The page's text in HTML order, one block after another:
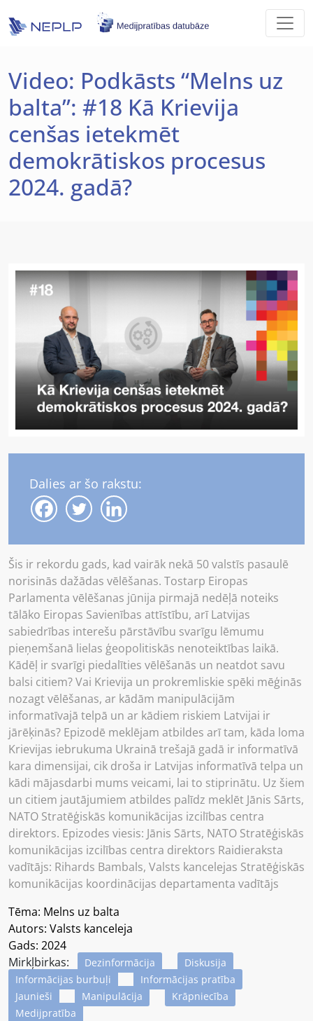
Video: Podkāsts “Melns uz
balta”: #18 Kā Krievija
cenšas ietekmēt
demokrātiskos procesus
2024. gadā?
Dalies ar šo rakstu:
Šis ir rekordu gads, kad vairāk nekā 50 valstīs pasaulē
norisinās dažādas vēlēšanas. Tostarp Eiropas
Parlamenta vēlēšanas jūnija pirmajā nedēļā noteiks
tālāko Eiropas Savienības attīstību, arī Latvijas
sabiedrības interešu pārstāvību svarīgu lēmumu
pieņemšanā lielas ģeopolitiskās nenoteiktības laikā.
Kādēļ ir svarīgi piedalīties vēlēšanās un neatdot savu
balsi citiem? Vai Krievija un prokremliskie spēki mēģinās
nozagt vēlēšanas, ar kādām manipulācijām
informatīvajā telpā un ar kādiem riskiem Latvijai ir
jārēķinās? Epizodē meklējam atbildes arī tam, kāda loma
Krievijas iebrukuma Ukrainā trešajā gadā ir informatīvā
kara dimensijai, cik droša ir Latvijas informatīvā telpa un
kādi mājasdarbi mums veicami, lai to stiprinātu. Uz šiem
un citiem jautājumiem atbildes palīdz meklēt Jānis Sārts,
NATO Stratēģiskās komunikācijas izcilības centra
direktors. Epizodes viesis: Jānis Sārts, NATO Stratēģiskās
komunikācijas izcilības centra direktors Raidieraksta
vadītājs: Rihards Bambals, Valsts kancelejas Stratēģiskās
komunikācijas koordinācijas departamenta vadītājs
Tēma: Melns uz balta
Autors: Valsts kanceleja
Gads: 2024
Mirkļbirkas:
Dezinformācija
Diskusija
Informācijas burbuļi
Informācijas pratība
Jaunieši
Manipulācija
Krāpniecība
Medijpratība